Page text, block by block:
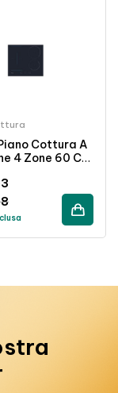
Cottura A
4 Zone 60 Cm